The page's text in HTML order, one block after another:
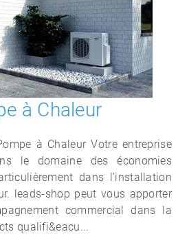
à Chaleur
à Chaleur Votre entreprise
le domaine des économies
dans l’installation
leads-shop peut vous apporter
commercial dans la
qualifi&eacu...